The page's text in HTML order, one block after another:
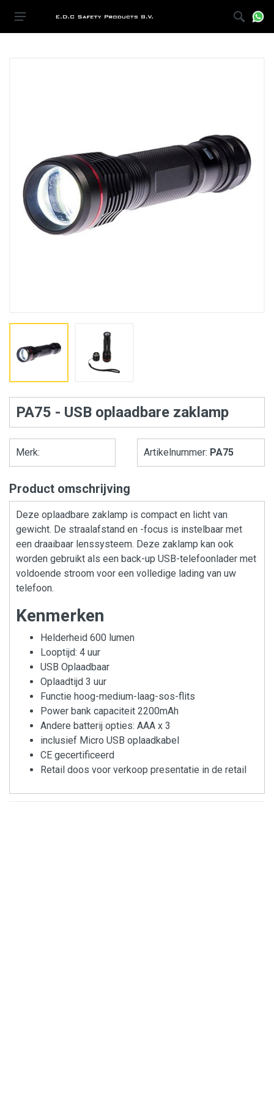
PA75 - USB oplaadbare zaklamp
Merk: Artikelnummer: PA75
Product omschrijving
Deze oplaadbare zaklamp is compact en licht van
gewicht. De straalafstand en -focus is instelbaar met
een draaibaar lenssysteem. Deze zaklamp kan ook
worden gebruikt als een back-up USB-telefoonlader met
voldoende stroom voor een volledige lading van uw
telefoon.
Kenmerken
Helderheid 600 lumen
Looptijd: 4 uur
USB Oplaadbaar
Oplaadtijd 3 uur
Functie hoog-medium-laag-sos-flits
Power bank capaciteit 2200mAh
Andere batterij opties: AAA x 3
inclusief Micro USB oplaadkabel
CE gecertificeerd
Retail doos voor verkoop presentatie in de retail